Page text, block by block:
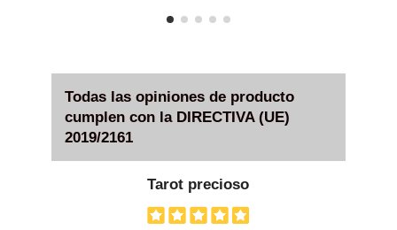
Todas las opiniones de producto
cumplen con la DIRECTIVA (UE)
2019/2161
Tarot precioso